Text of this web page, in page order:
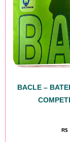
BACLE –
R$